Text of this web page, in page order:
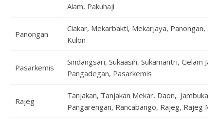
Alam, Pakuhaji
Panongan
Ciakar, Mekarbakti, Mekarjaya, Panongan,
Kulon
Pasarkemis
Sindangsari, Sukaasih, Sukamantri, Gelam
Pangadegan, Pasarkemis
Rajeg
Tanjakan, Tanjakan Mekar, Daon,
Pangarengan, Rancabango, Rajeg, Rajeg